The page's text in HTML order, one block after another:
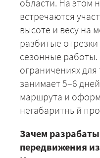
области. На этом
встречаются
высоте и весу на
разбитые
сезонные
ограничениях
занимает 5–6
маршрута и
негабаритный
Зачем
передвижения